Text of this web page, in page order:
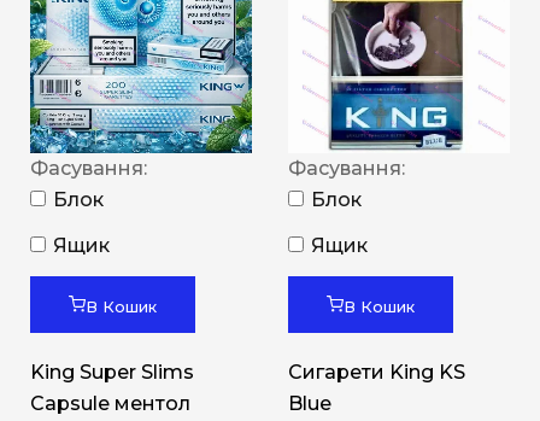
Фасування:
Блок
Ящик
В Кошик
King Super Slims
Capsule ментол
Фасування:
Блок
Ящик
В Кошик
Сигарети King KS
Blue